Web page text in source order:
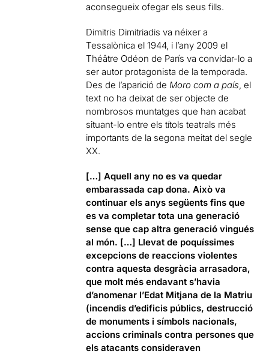
aconsegueix ofegar els seus fills.
Dimitris Dimitriadis va néixer a
Tessalònica el 1944, i l’any 2009 el
Théâtre Odéon de París va convidar-lo a
ser autor protagonista de la temporada.
Des de l’aparició de Moro com a país , el
text no ha deixat de ser objecte de
nombrosos muntatges que han acabat
situant-lo entre els títols teatrals més
importants de la segona meitat del segle
XX.
[…] Aquell any no es va quedar
embarassada cap dona. Això va
continuar els anys següents fins que
es va completar tota una generació
sense que cap altra generació vingués
al món. […] Llevat de poquíssimes
excepcions de reaccions violentes
contra aquesta desgràcia arrasadora,
que molt més endavant s’havia
d’anomenar l’Edat Mitjana de la Matriu
(incendis d’edificis públics, destrucció
de monuments i símbols nacionals,
accions criminals contra persones que
els atacants consideraven